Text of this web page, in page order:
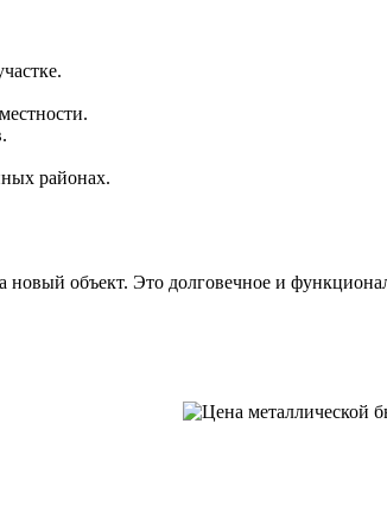
районах.
объект. Это долговечное и